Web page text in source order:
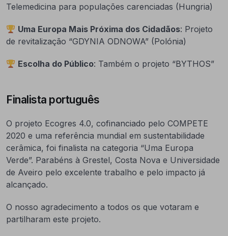
Telemedicina para populações carenciadas (Hungria)
Uma Europa Mais Próxima dos Cidadãos: Projeto
de revitalização “GDYNIA ODNOWA” (Polónia)
Escolha do Público: Também o projeto “BYTHOS”
Finalista português
O projeto Ecogres 4.0, cofinanciado pelo COMPETE
2020 e uma referência mundial em sustentabilidade
cerâmica, foi finalista na categoria “Uma Europa
Verde”. Parabéns à Grestel, Costa Nova e Universidade
de Aveiro pelo excelente trabalho e pelo impacto já
alcançado.
O nosso agradecimento a todos os que votaram e
partilharam este projeto.